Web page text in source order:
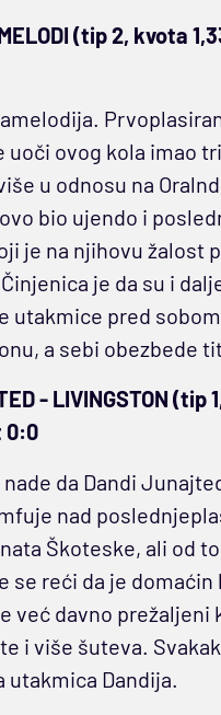
(tip 2, kvota
uoči ovog kola imao
u odnosu na
bio ujendo i
je na njihovu žalost
je da su i
utakmice pred
a sebi obezbede
- LIVINGSTON (tip
0:0
da Dandi
nad
Škoteske, ali od
se reći da je domaćin
već davno prežaljeni
i više šuteva.
utakmica Dandija.